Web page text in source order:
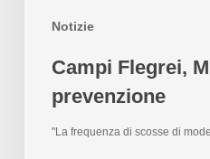
Notizie
Campi Flegrei,
prevenzione
"La frequenza di scosse di